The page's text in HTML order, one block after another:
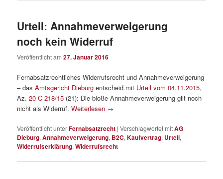
Urteil: Annahmeverweigerung
noch kein Widerruf
Veröffentlicht am27. Januar 2016
Fernabsatzrechtliches Widerrufsrecht und Annahmeverweigerung
– dasAmtsgericht Dieburg entscheid mit Urteil vom 04.11.2015,
Az.20 C 218/15 (21): Die bloße Annahmeverweigerung gilt noch
nicht als Widerruf.Weiterlesen →
Veröffentlicht unterFernabsatzrecht |Verschlagwortet mitAG
Dieburg,Annahmeverweigerung, B2C,Kaufvertrag, Urteil,
Widerrufserklärung,Widerrufsrecht